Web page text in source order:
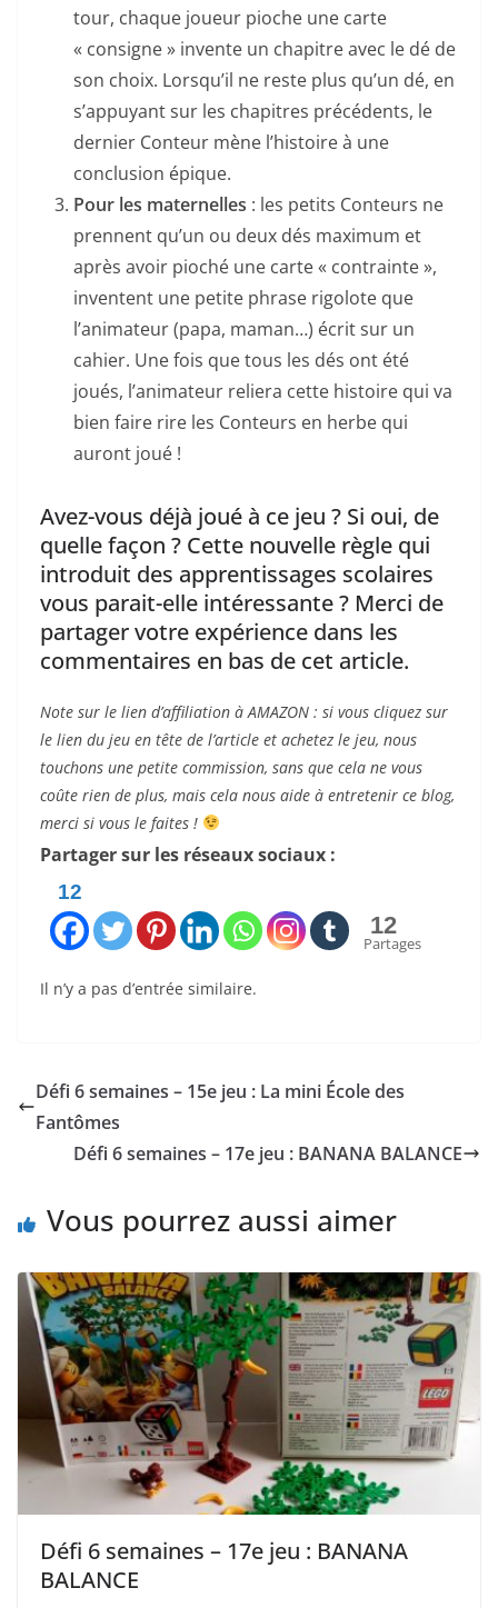
tour, chaque joueur pioche une carte
« consigne » invente un chapitre avec le dé de
son choix. Lorsqu’il ne reste plus qu’un dé, en
s’appuyant sur les chapitres précédents, le
dernier Conteur mène l’histoire à une
conclusion épique.
Pour les maternelles : les petits Conteurs ne
prennent qu’un ou deux dés maximum et
après avoir pioché une carte « contrainte »,
inventent une petite phrase rigolote que
l’animateur (papa, maman…) écrit sur un
cahier. Une fois que tous les dés ont été
joués, l’animateur reliera cette histoire qui va
bien faire rire les Conteurs en herbe qui
auront joué !
Avez-vous déjà joué à ce jeu ? Si oui, de
quelle façon ? Cette nouvelle règle qui
introduit des apprentissages scolaires
vous parait-elle intéressante ? Merci de
partager votre expérience dans les
commentaires en bas de cet article.
Note sur le lien d’affiliation à AMAZON : si vous cliquez sur
le lien du jeu en tête de l’article et achetez le jeu, nous
touchons une petite commission, sans que cela ne vous
coûte rien de plus, mais cela nous aide à entretenir ce blog,
merci si vous le faites !
Partager sur les réseaux sociaux :
12
12
Partages
Il n’y a pas d’entrée similaire.
Défi 6 semaines – 15e jeu : La mini École des
Fantômes
Défi 6 semaines – 17e jeu : BANANA BALANCE
Vous pourrez aussi aimer
Défi 6 semaines – 17e jeu : BANANA
BALANCE